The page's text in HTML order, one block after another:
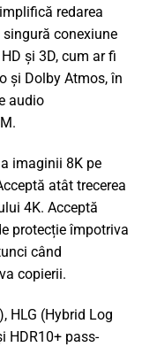
redarea
conexiune
și 3D, cum ar fi
și Dolby Atmos, în
audio
imaginii 8K pe
atât trecerea
4K. Acceptă
protecție împotriva
când
copierii.
HLG (Hybrid Log
HDR10+ pass-